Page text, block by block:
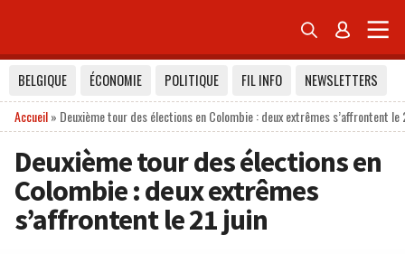
 
BELGIQUE ÉCONOMIE POLITIQUE FIL INFO
NEWSLETTERS
Accueil» Deuxième tour des élections en Colombie : deux extrêmes s’affrontent le
Deuxième tour des élections en
Colombie : deux extrêmes
s’affrontent le 21 juin